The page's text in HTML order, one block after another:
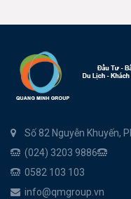
Số 82 Nguyễn Khuyến,
(024) 3203 9886
0582 103 103
info@qmgroup.vn